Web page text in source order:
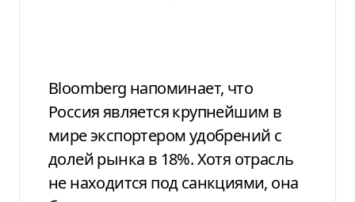
Bloomberg напоминает, что
Россия является крупнейшим в
мире экспортером удобрений с
долей рынка в 18%. Хотя отрасль
не находится под санкциями, она